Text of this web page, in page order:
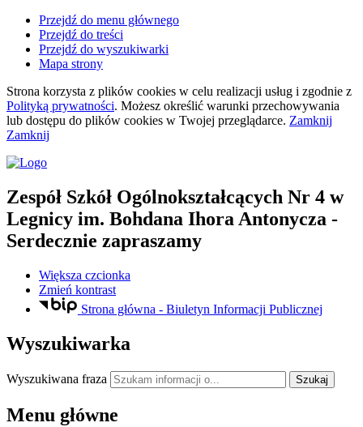
Przejdź do menu głównego
Przejdź do treści
Przejdź do wyszukiwarki
Mapa strony
Strona korzysta z plików cookies w celu realizacji usług i zgodnie z
Polityką prywatności. Możesz określić warunki przechowywania
lub dostępu do plików cookies w Twojej przeglądarce. Zamknij
Zamknij
Zespół Szkół Ogólnokształcących Nr 4 w
Legnicy im. Bohdana Ihora Antonycza -
Serdecznie zapraszamy
Większa czcionka
Zmień kontrast
Strona główna - Biuletyn Informacji Publicznej
Wyszukiwarka
Wyszukiwana fraza Szukaj
Menu główne